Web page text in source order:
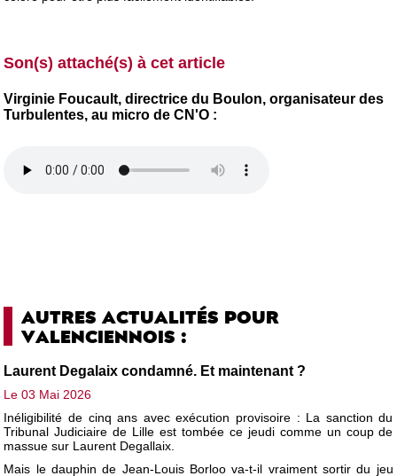
Son(s) attaché(s) à cet article
Virginie Foucault, directrice du Boulon, organisateur des
Turbulentes, au micro de CN'O :
AUTRES ACTUALITÉS POUR
VALENCIENNOIS :
Laurent Degalaix condamné. Et maintenant ?
Le 03 Mai 2026
Inéligibilité de cinq ans avec exécution provisoire : La sanction du
Tribunal Judiciaire de Lille est tombée ce jeudi comme un coup de
massue sur Laurent Degallaix.
Mais le dauphin de Jean-Louis Borloo va-t-il vraiment sortir du jeu